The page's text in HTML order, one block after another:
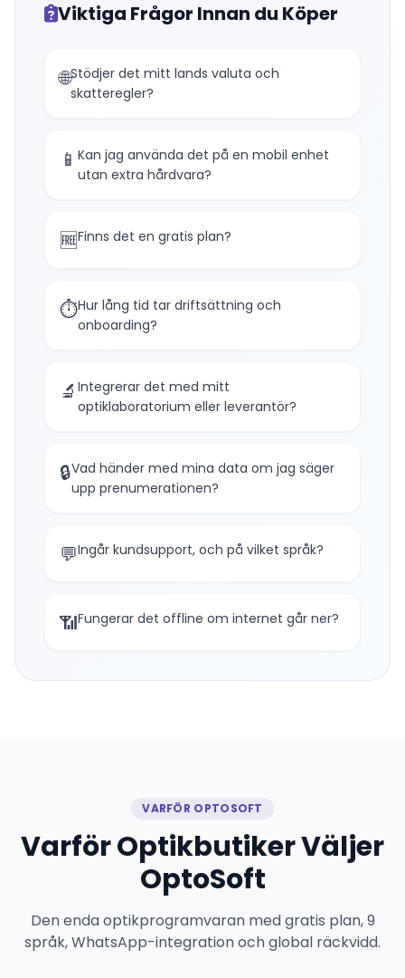
Viktiga Frågor Innan du Köper
🌐Stödjer det mitt lands valuta och
skatteregler?
📱 Kan jag använda det på en mobil enhet
utan extra hårdvara?
🆓Finns det en gratis plan?
⏱️Hur lång tid tar driftsättning och
onboarding?
🔬 Integrerar det med mitt
optiklaboratorium eller leverantör?
🔒Vad händer med mina data om jag säger
upp prenumerationen?
💬Ingår kundsupport, och på vilket språk?
📶Fungerar det offline om internet går ner?
VARFÖR OPTOSOFT
Varför Optikbutiker Väljer
OptoSoft
Den enda optikprogramvaran med gratis plan, 9
språk, WhatsApp-integration och global räckvidd.